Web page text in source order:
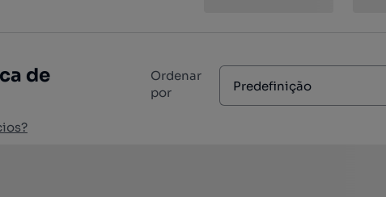
de
Ordenar
por
Predefinição